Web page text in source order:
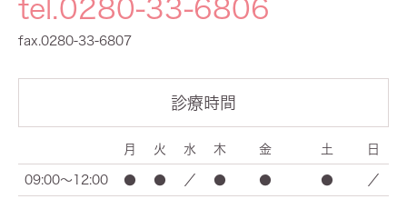
tel.0280-33-6806
fax.0280-33-6807
診療時間
月 火 水 木 金 土 日
09:00～12:00 ● ● ／ ● ● ● ／